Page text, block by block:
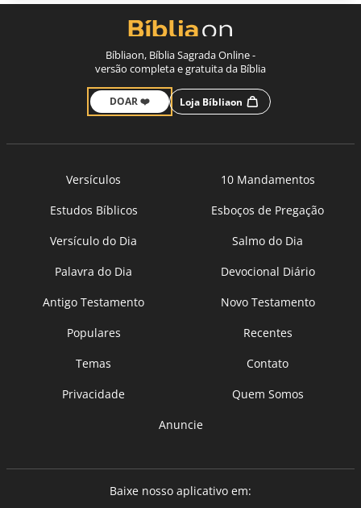
Bíbliaon, Bíblia Sagrada Online -
versão completa e gratuita da Bíblia
DOAR ❤️ Loja Bíbliaon
Versículos
10 Mandamentos
Estudos Bíblicos
Esboços de Pregação
Versículo do Dia
Salmo do Dia
Palavra do Dia
Devocional Diário
Antigo Testamento
Novo Testamento
Populares
Recentes
Temas
Contato
Privacidade
Quem Somos
Anuncie
Baixe nosso aplicativo em: